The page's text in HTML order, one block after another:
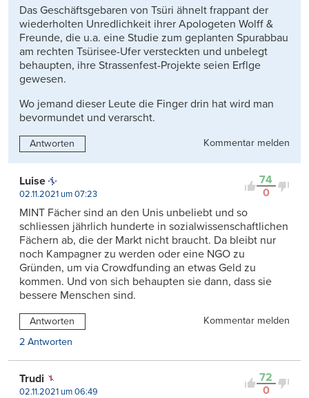
Das Geschäftsgebaren von Tsüri ähnelt frappant der
wiederholten Unredlichkeit ihrer Apologeten Wolff &
Freunde, die u.a. eine Studie zum geplanten Spurabbau
am rechten Tsürisee-Ufer versteckten und unbelegt
behaupten, ihre Strassenfest-Projekte seien Erflge
gewesen.
Wo jemand dieser Leute die Finger drin hat wird man
bevormundet und verarscht.
Antworten Kommentar melden
74
0
Luise
02.11.2021 um 07:23
MINT Fächer sind an den Unis unbeliebt und so
schliessen jährlich hunderte in sozialwissenschaftlichen
Fächern ab, die der Markt nicht braucht. Da bleibt nur
noch Kampagner zu werden oder eine NGO zu
Gründen, um via Crowdfunding an etwas Geld zu
kommen. Und von sich behaupten sie dann, dass sie
bessere Menschen sind.
Antworten
Kommentar melden
2 Antworten
72
0
Trudi
02.11.2021 um 06:49